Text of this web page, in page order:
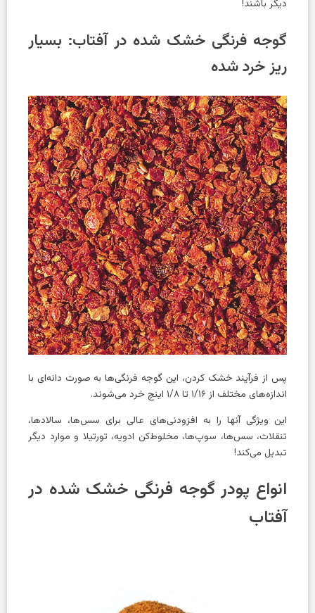
دیگر باشند!
گوجه فرنگی خشک شده در آفتاب: بسیار
ریز خرد شده
پس از فرآیند خشک کردن، این گوجه فرنگی‌ها به صورت دانه‌ای با
اندازه‌های مختلف از ۱/۱۶ تا ۱/۸ اینچ خرد می‌شوند.
این ویژگی آنها را به افزودنی‌های عالی برای سس‌ها، سالادها،
تنقلات، سس‌ها، سوپ‌ها، مخلوط‌کن ادویه، تورتیلا و موارد دیگر
تبدیل می‌کند!
انواع پودر گوجه فرنگی خشک شده در
آفتاب